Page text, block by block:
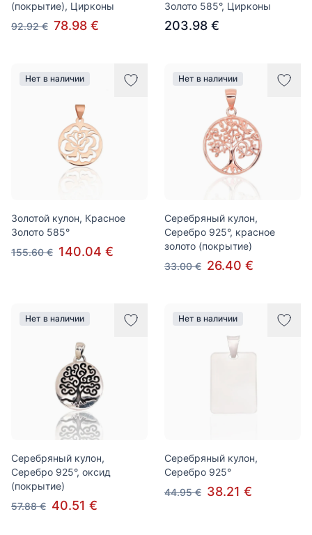
(покрытие), Цирконы
92.92 € 78.98 €
Золото 585°, Цирконы
203.98 €
Нет в наличии
Золотой кулон, Красное
Золото 585°
155.60 € 140.04 €
Нет в наличии
Серебряный кулон,
Серебро 925°, красное
золото (покрытие)
33.00 € 26.40 €
Нет в наличии
Серебряный кулон,
Серебро 925°, оксид
(покрытие)
57.88 € 40.51 €
Нет в наличии
Серебряный кулон,
Серебро 925°
44.95 € 38.21 €